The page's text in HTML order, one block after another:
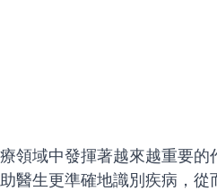
領域中發揮著越來越重要的
醫生更準確地識別疾病，從